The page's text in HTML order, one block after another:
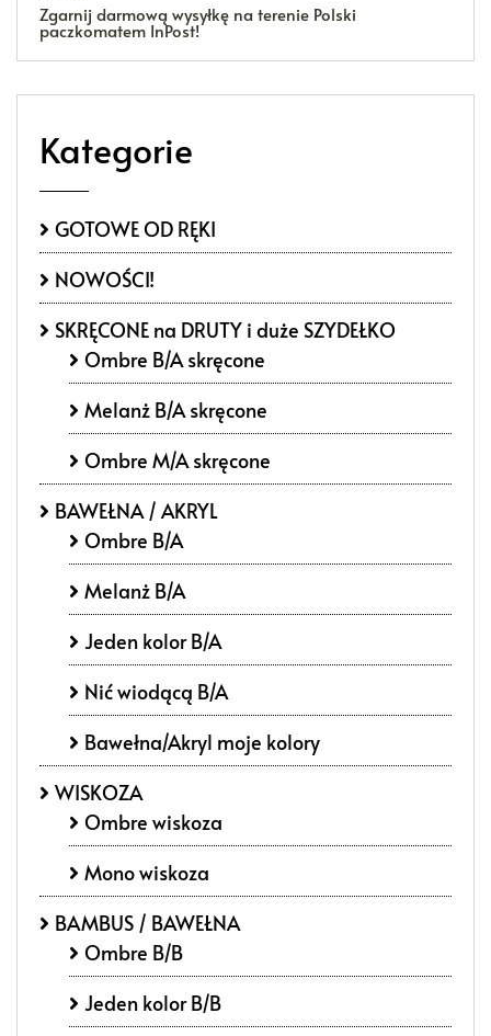
Zgarnij darmową wysyłkę na terenie Polski
paczkomatem InPost!
Kategorie
GOTOWE OD RĘKI
NOWOŚCI!
SKRĘCONE na DRUTY i duże SZYDEŁKO
Ombre B/A skręcone
Melanż B/A skręcone
Ombre M/A skręcone
BAWEŁNA / AKRYL
Ombre B/A
Melanż B/A
Jeden kolor B/A
Nić wiodącą B/A
Bawełna/Akryl moje kolory
WISKOZA
Ombre wiskoza
Mono wiskoza
BAMBUS / BAWEŁNA
Ombre B/B
Jeden kolor B/B